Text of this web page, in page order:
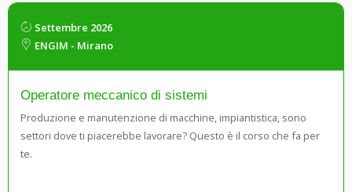
Settembre 2026
ENGIM - Mirano
Operatore meccanico di sistemi
Produzione e manutenzione di macchine, impiantistica, sono
settori dove ti piacerebbe lavorare? Questo è il corso che fa per
te.